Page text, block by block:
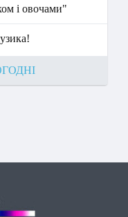
і овочами"